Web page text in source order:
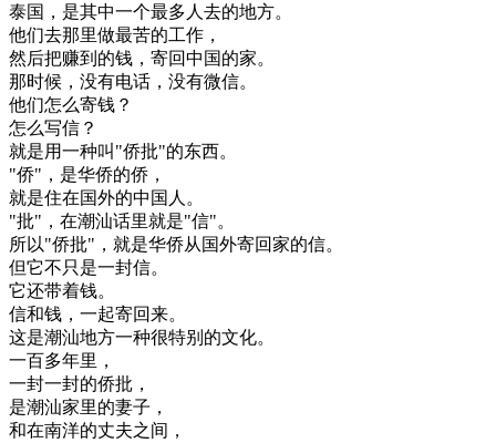
泰国 ， 是其中一个最多人去的地方。
他们去那里做最苦的工作 ，
然后把赚到 的钱 ， 寄回中国的家。
那时候 ， 没有电话 ， 没有微信。
他们怎么寄钱 ？
怎么写信 ？
就是用一种叫 "侨批"的东西。
"侨" ， 是华侨的侨 ，
就是住在国外的中国人。
"批" ， 在潮汕话里就是"信"。
所以"侨批" ， 就是华侨从国外寄回家的信。
但它不只是一封信。
它还带着钱。
信和钱 ， 一起寄回来。
这是潮汕地方一种很特别 的文化。
一百多年里 ，
一封一封的侨批 ，
是潮汕家里的妻子 ，
和在南洋的丈夫之间 ，